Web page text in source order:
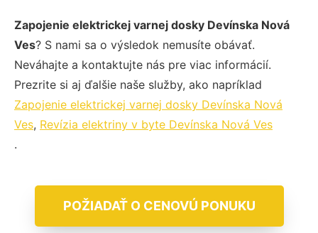
Zapojenie elektrickej varnej dosky Devínska Nová
Ves? S nami sa o výsledok nemusíte obávať.
Neváhajte a kontaktujte nás pre viac informácií.
Prezrite si aj ďalšie naše služby, ako napríklad
Zapojenie elektrickej varnej dosky Devínska Nová
Ves, Revízia elektriny v byte Devínska Nová Ves
.
POŽIADAŤ O CENOVÚ PONUKU